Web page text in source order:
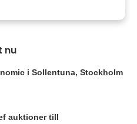
nu
i Sollentuna, Stockholm
auktioner till